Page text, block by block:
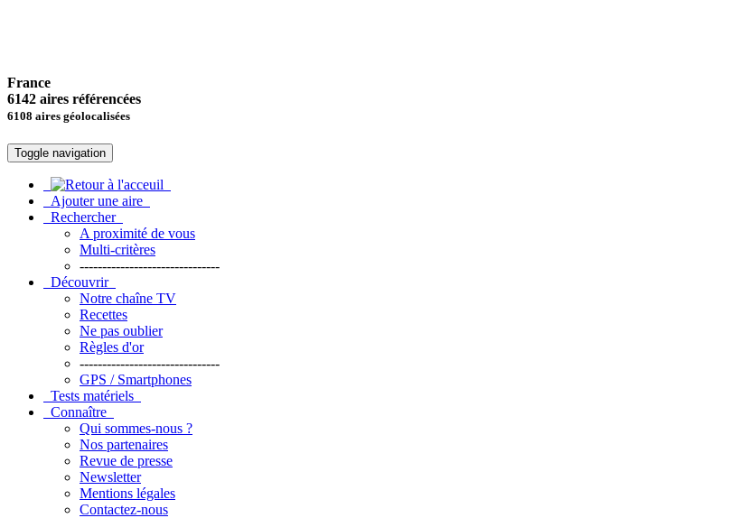
France
6142 aires référencées
6108 aires géolocalisées
Toggle navigation
Ajouter une aire
Rechercher
A proximité de vous
Multi-critères
-------------------------------
Découvrir
Notre chaîne TV
Recettes
Ne pas oublier
Règles d'or
-------------------------------
GPS / Smartphones
Tests matériels
Connaître
Qui sommes-nous ?
Nos partenaires
Revue de presse
Newsletter
Mentions légales
Contactez-nous